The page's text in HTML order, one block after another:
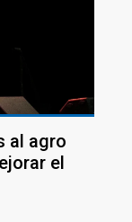
al agro
el